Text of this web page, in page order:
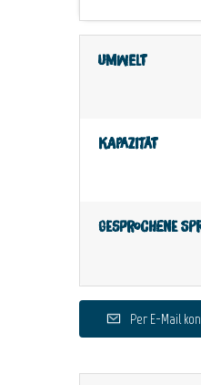
Umwelt
Kapazität
Gesprochene
Per E-Mail